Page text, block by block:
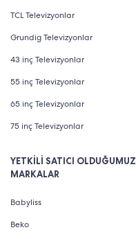
TCL Televizyonlar
Grundig Televizyonlar
43 inç Televizyonlar
55 inç Televizyonlar
65 inç Televizyonlar
75 inç Televizyonlar
YETKİLİ SATICI OLDUĞUMUZ
MARKALAR
Babyliss
Beko